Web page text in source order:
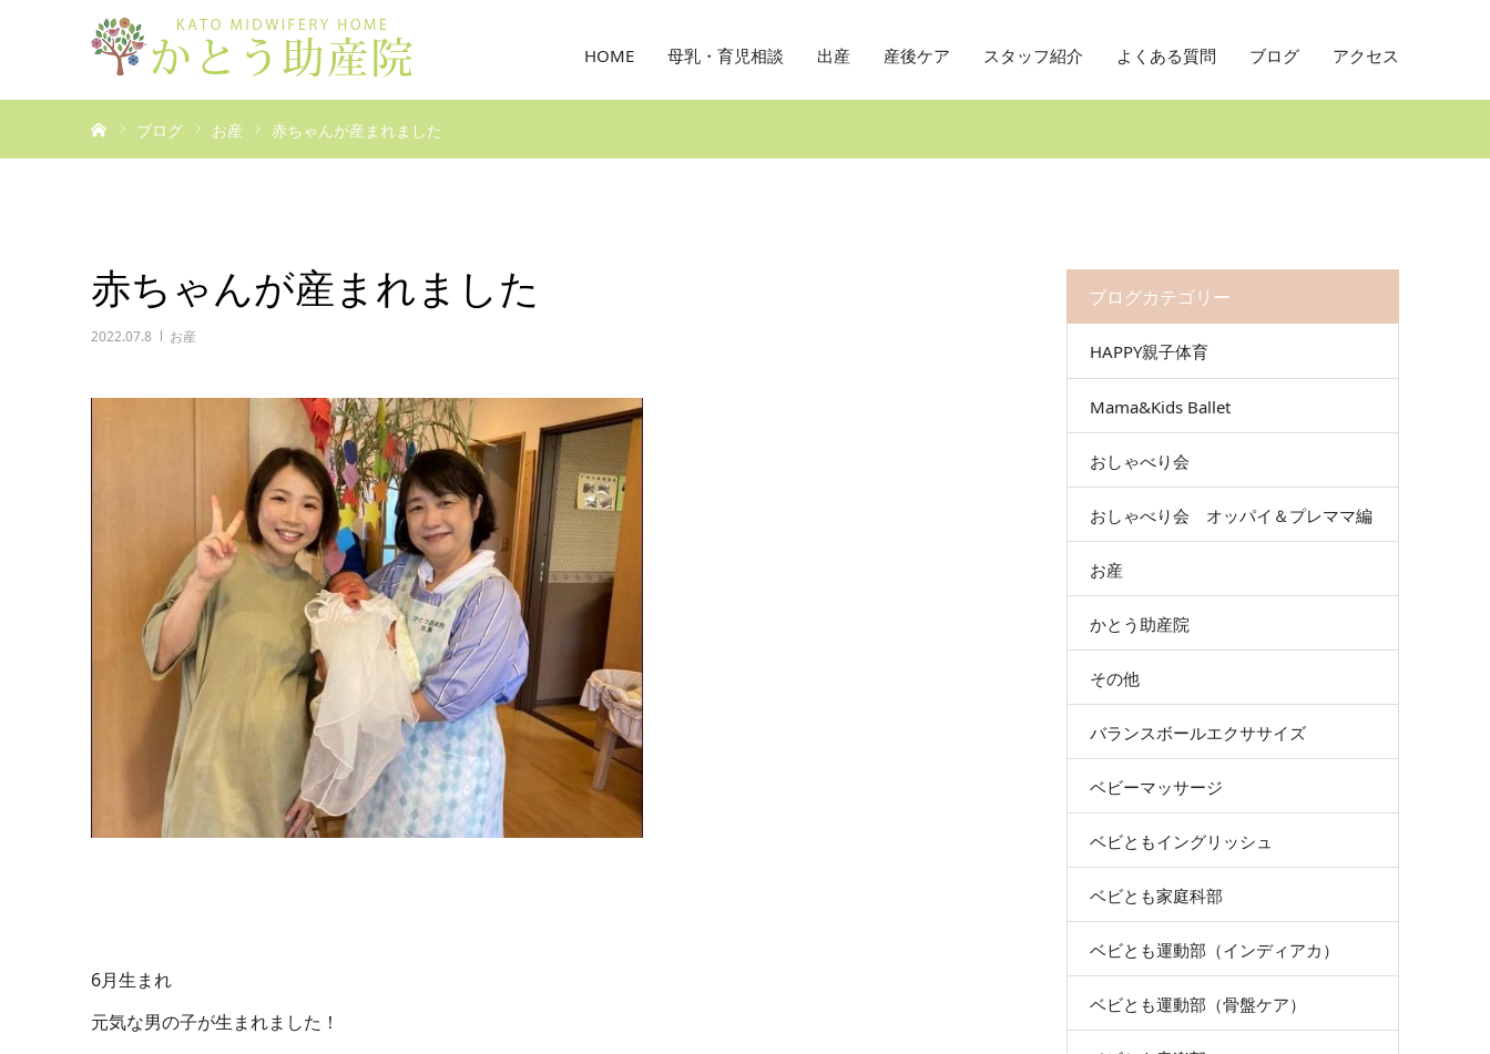
HOME 母乳・育児相談 出産 産後ケア スタッフ紹介 よくある質問 ブログ アクセス
ブログ お産 赤ちゃんが産まれました
赤ちゃんが産まれました
2022.07.8 お産
6月生まれ
元気な男の子が生まれました！
ブログカテゴリー
HAPPY親子体育
Mama&Kids Ballet
おしゃべり会
おしゃべり会 オッパイ＆プレママ編
お産
かとう助産院
その他
バランスボールエクササイズ
ベビーマッサージ
ベビともイングリッシュ
ベビとも家庭科部
ベビとも運動部（インディアカ）
ベビとも運動部（骨盤ケア）